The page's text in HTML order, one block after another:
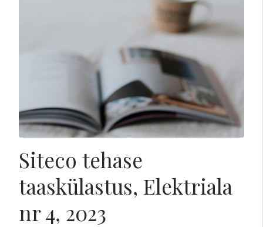
Siteco tehase
taaskülastus, Elektriala
nr 4, 2023